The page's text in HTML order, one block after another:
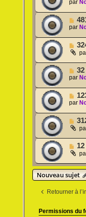
par
par
par
par
Nouveau sujet
Retourner à
Permissions du